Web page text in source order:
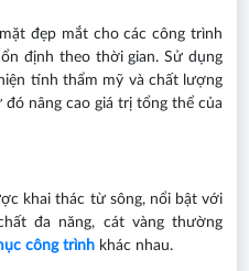
đẹp mắt cho các công trình
định theo thời gian. Sử dụng
tính thẩm mỹ và chất lượng
đó nâng cao giá trị tổng thể của
khai thác từ sông, nổi bật với
đa năng, cát vàng thường
công trình khác nhau.